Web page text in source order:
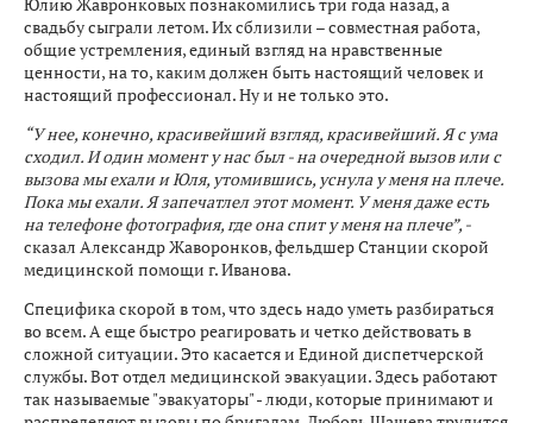
свадьбу сыграли летом. Их сблизили – совместная работа,
общие устремления, единый взгляд на нравственные
ценности, на то, каким должен быть настоящий человек и
настоящий профессионал. Ну и не только это.
“У нее, конечно, красивейший взгляд, красивейший. Я с ума
сходил. И один момент у нас был - на очередной вызов или с
вызова мы ехали и Юля, утомившись, уснула у меня на плече.
Пока мы ехали. Я запечатлел этот момент. У меня даже есть
на телефоне фотография, где она спит у меня на плече”, -
сказал Александр Жаворонков, фельдшер Станции скорой
медицинской помощи г. Иванова.
Специфика скорой в том, что здесь надо уметь разбираться
во всем. А еще быстро реагировать и четко действовать в
сложной ситуации. Это касается и Единой диспетчерской
службы. Вот отдел медицинской эвакуации. Здесь работают
так называемые "эвакуаторы" - люди, которые принимают и